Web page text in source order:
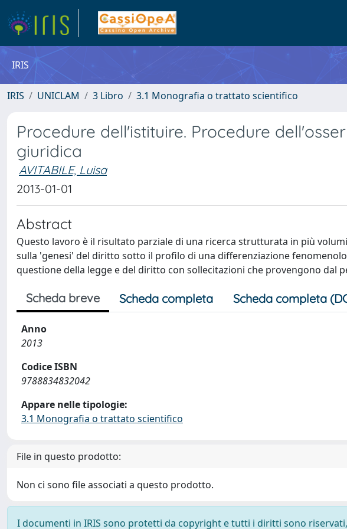
IRIS
IRIS UNICLAM 3 Libro 3.1 Monografia o trattato scientifico
Procedure dell'istituire. Procedure
giuridica
AVITABILE, Luisa
2013-01-01
Abstract
Questo lavoro è il risultato parziale di una ricerca strutturata in più
sulla 'genesi' del diritto sotto il profilo di una differenziazione
questione della legge e del diritto con sollecitazioni che provengono dal
Scheda breve Scheda completa Scheda completa
Anno
2013
Codice ISBN
9788834832042
Appare nelle tipologie:
3.1 Monografia o trattato scientifico
File in questo prodotto:
Non ci sono file associati a questo prodotto.
I documenti in IRIS sono protetti da copyright e tutti i diritti sono